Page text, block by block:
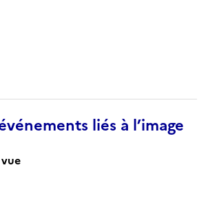
liés à l’image